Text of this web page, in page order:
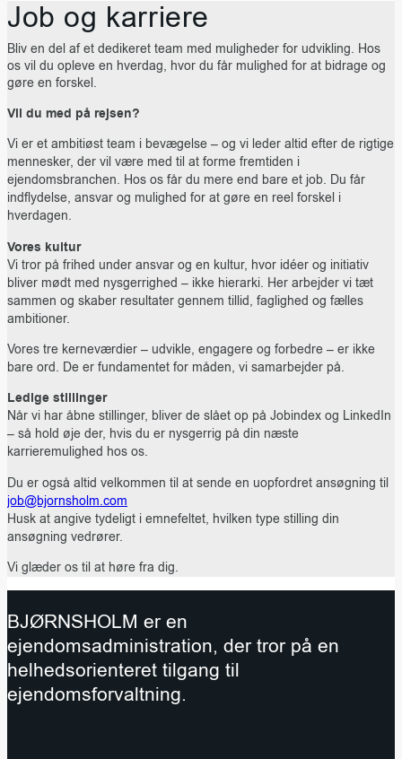
Job og karriere
Bliv en del af et dedikeret team med muligheder for udvikling. Hos
os vil du opleve en hverdag, hvor du får mulighed for at bidrage og
gøre en forskel.
Vil du med på rejsen?
Vi er et ambitiøst team i bevægelse – og vi leder altid efter de rigtige
mennesker, der vil være med til at forme fremtiden i
ejendomsbranchen. Hos os får du mere end bare et job. Du får
indflydelse, ansvar og mulighed for at gøre en reel forskel i
hverdagen.
Vores kultur
Vi tror på frihed under ansvar og en kultur, hvor idéer og initiativ
bliver mødt med nysgerrighed – ikke hierarki. Her arbejder vi tæt
sammen og skaber resultater gennem tillid, faglighed og fælles
ambitioner.
Vores tre kerneværdier – udvikle, engagere og forbedre – er ikke
bare ord. De er fundamentet for måden, vi samarbejder på.
Ledige stillinger
Når vi har åbne stillinger, bliver de slået op på Jobindex og LinkedIn
– så hold øje der, hvis du er nysgerrig på din næste
karrieremulighed hos os.
Du er også altid velkommen til at sende en uopfordret ansøgning til
job@bjornsholm.com
Husk at angive tydeligt i emnefeltet, hvilken type stilling din
ansøgning vedrører.
Vi glæder os til at høre fra dig.
BJØRNSHOLM er en
ejendomsadministration, der tror på en
helhedsorienteret tilgang til
ejendomsforvaltning.